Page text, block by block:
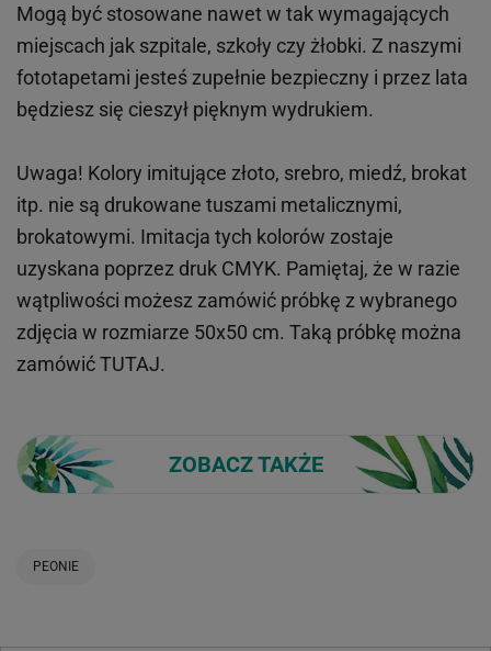
Mogą być stosowane nawet w tak wymagających
miejscach jak szpitale, szkoły czy żłobki. Z naszymi
fototapetami jesteś zupełnie bezpieczny i przez lata
będziesz się cieszył pięknym wydrukiem.
Uwaga! Kolory imitujące złoto, srebro, miedź, brokat
itp. nie są drukowane tuszami metalicznymi,
brokatowymi. Imitacja tych kolorów zostaje
uzyskana poprzez druk CMYK. Pamiętaj, że w razie
wątpliwości możesz zamówić próbkę z wybranego
zdjęcia w rozmiarze 50x50 cm. Taką próbkę można
zamówićTUTAJ.
ZOBACZ TAKŻE
PEONIE